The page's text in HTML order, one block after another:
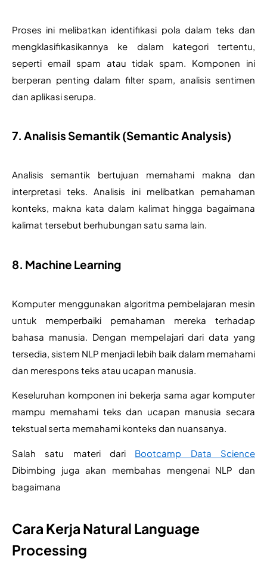
Proses ini melibatkan identifikasi pola dalam teks dan
mengklasifikasikannya ke dalam kategori tertentu,
seperti email spam atau tidak spam. Komponen ini
berperan penting dalam filter spam, analisis sentimen
dan aplikasi serupa.
7. Analisis Semantik (Semantic Analysis)
Analisis semantik bertujuan memahami makna dan
interpretasi teks. Analisis ini melibatkan pemahaman
konteks, makna kata dalam kalimat hingga bagaimana
kalimat tersebut berhubungan satu sama lain.
8. Machine Learning
Komputer menggunakan algoritma pembelajaran mesin
untuk memperbaiki pemahaman mereka terhadap
bahasa manusia. Dengan mempelajari dari data yang
tersedia, sistem NLP menjadi lebih baik dalam memahami
dan merespons teks atau ucapan manusia.
Keseluruhan komponen ini bekerja sama agar komputer
mampu memahami teks dan ucapan manusia secara
tekstual serta memahami konteks dan nuansanya.
Salah satu materi dari Bootcamp Data Science
Dibimbing juga akan membahas mengenai NLP dan
bagaimana
Cara Kerja Natural Language
Processing